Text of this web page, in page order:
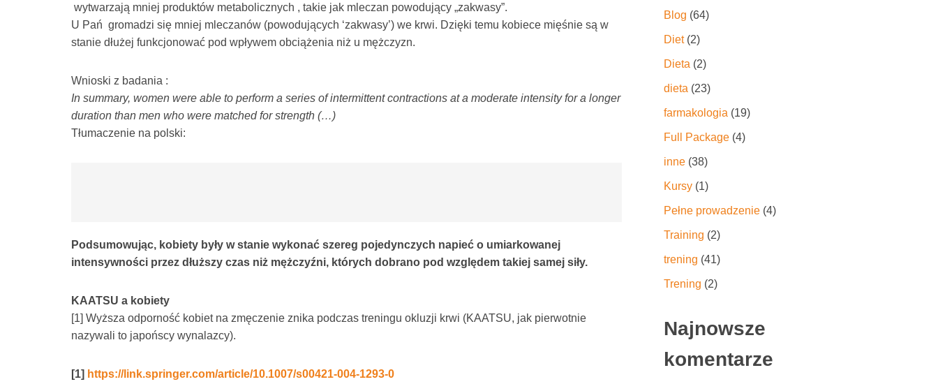
wytwarzają mniej produktów metabolicznych , takie jak mleczan powodujący „zakwasy”.
U Pań gromadzi się mniej mleczanów (powodujących ‘zakwasy’) we krwi. Dzięki temu kobiece mięśnie są w
stanie dłużej funkcjonować pod wpływem obciążenia niż u mężczyzn.
Wnioski z badania :
In summary, women were able to perform a series of intermittent contractions at a moderate intensity for a longer
duration than men who were matched for strength (…)
Tłumaczenie na polski:
Podsumowując, kobiety były w stanie wykonać szereg pojedynczych napieć o umiarkowanej
intensywności przez dłuższy czas niż mężczyźni, których dobrano pod względem takiej samej siły.
KAATSU a kobiety
[1] Wyższa odporność kobiet na zmęczenie znika podczas treningu okluzji krwi (KAATSU, jak pierwotnie
nazywali to japońscy wynalazcy).
[1] https://link.springer.com/article/10.1007/s00421-004-1293-0
Blog (64)
Diet(2)
Dieta (2)
dieta (23)
farmakologia (19)
Full Package (4)
inne (38)
Kursy (1)
Pełne prowadzenie (4)
Training (2)
trening (41)
Trening (2)
Najnowsze
komentarze